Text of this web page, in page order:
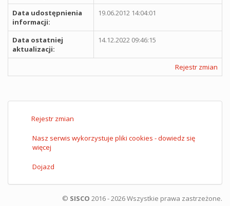
Data udostępnienia
informacji:
19.06.2012 14:04:01
Data ostatniej
aktualizacji:
14.12.2022 09:46:15
Rejestr zmian
Rejestr zmian
Nasz serwis wykorzystuje pliki cookies - dowiedz się
więcej
Dojazd
© SISCO 2016 - 2026 Wszystkie prawa zastrzeżone.